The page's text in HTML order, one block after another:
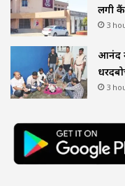
लगी
3
आनंद
3